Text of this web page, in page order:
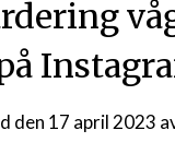
den 17 april 2023